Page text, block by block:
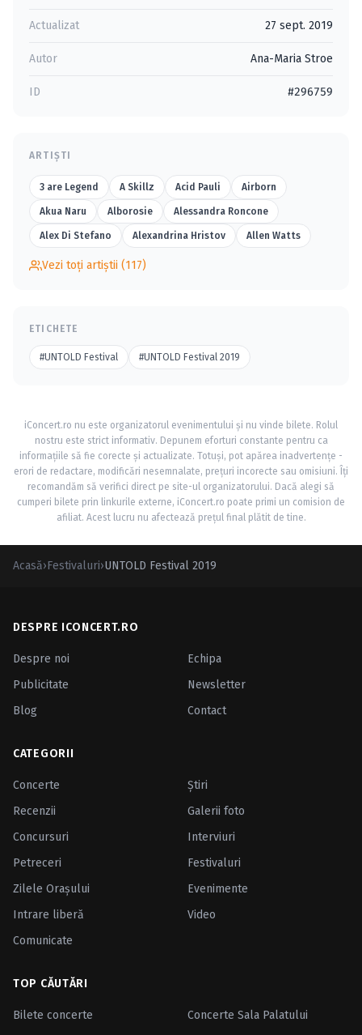
Actualizat 27 sept. 2019
Autor Ana-Maria Stroe
ID #296759
ARTIȘTI
3 are Legend A Skillz Acid Pauli Airborn
Akua Naru Alborosie Alessandra Roncone
Alex Di Stefano Alexandrina Hristov Allen Watts
Vezi toți artiștii (117)
ETICHETE
#UNTOLD Festival #UNTOLD Festival 2019
iConcert.ro nu este organizatorul evenimentului și nu vinde bilete. Rolul
nostru este strict informativ. Depunem eforturi constante pentru ca
informațiile să fie corecte și actualizate. Totuși, pot apărea inadvertențe -
erori de redactare, modificări nesemnalate, prețuri incorecte sau omisiuni. Îți
recomandăm să verifici direct pe site-ul organizatorului. Dacă alegi să
cumperi bilete prin linkurile externe, iConcert.ro poate primi un comision de
afiliat. Acest lucru nu afectează prețul final plătit de tine.
Acasă›Festivaluri›UNTOLD Festival 2019
DESPRE ICONCERT.RO
Despre noi
Echipa
Publicitate
Newsletter
Blog
Contact
CATEGORII
Concerte
Ştiri
Recenzii
Galerii foto
Concursuri
Interviuri
Petreceri
Festivaluri
Zilele Oraşului
Evenimente
Intrare liberă
Video
Comunicate
TOP CĂUTĂRI
Bilete concerte
Concerte Sala Palatului